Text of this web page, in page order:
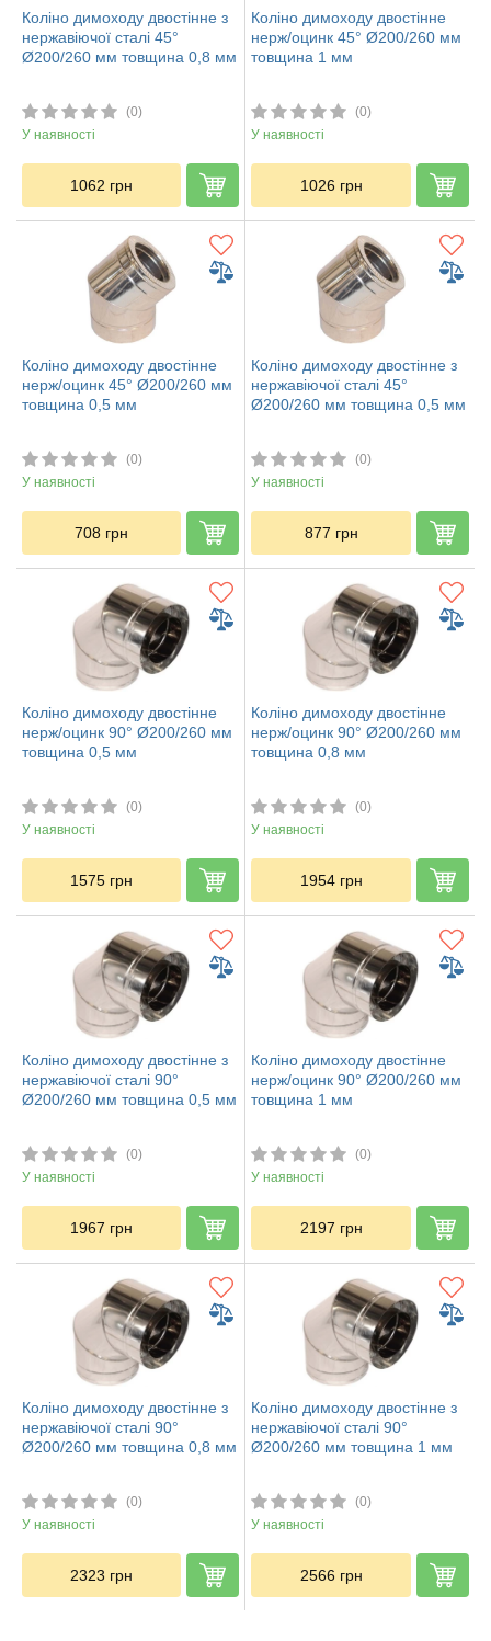
Коліно димоходу двостінне з
нержавіючої сталі 45°
Ø200/260 мм товщина 0,8 мм
(0)
У наявності
1062 грн
Коліно димоходу двостінне
нерж/оцинк 45° Ø200/260 мм
товщина 1 мм
(0)
У наявності
1026 грн
Коліно димоходу двостінне
нерж/оцинк 45° Ø200/260 мм
товщина 0,5 мм
(0)
У наявності
708 грн
Коліно димоходу двостінне з
нержавіючої сталі 45°
Ø200/260 мм товщина 0,5 мм
(0)
У наявності
877 грн
Коліно димоходу двостінне
нерж/оцинк 90° Ø200/260 мм
товщина 0,5 мм
(0)
У наявності
1575 грн
Коліно димоходу двостінне
нерж/оцинк 90° Ø200/260 мм
товщина 0,8 мм
(0)
У наявності
1954 грн
Коліно димоходу двостінне з
нержавіючої сталі 90°
Ø200/260 мм товщина 0,5 мм
(0)
У наявності
1967 грн
Коліно димоходу двостінне
нерж/оцинк 90° Ø200/260 мм
товщина 1 мм
(0)
У наявності
2197 грн
Коліно димоходу двостінне з
нержавіючої сталі 90°
Ø200/260 мм товщина 0,8 мм
(0)
У наявності
2323 грн
Коліно димоходу двостінне з
нержавіючої сталі 90°
Ø200/260 мм товщина 1 мм
(0)
У наявності
2566 грн